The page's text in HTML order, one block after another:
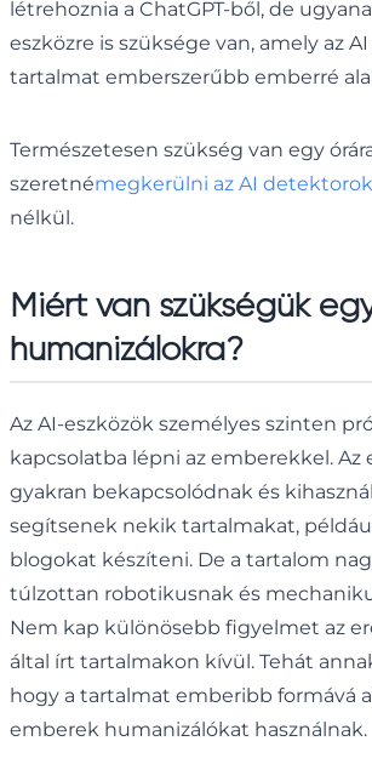
létrehoznia a ChatGPT-ből, de
eszközre is szüksége van, amely az
tartalmat emberszerűbb emberré
Természetesen szükség van egy
szeretnémegkerülni az AI
nélkül.
Miért van szükségük
humanizálókra?
Az AI-eszközök személyes szinten
kapcsolatba lépni az emberekkel. Az
gyakran bekapcsolódnak és
segítsenek nekik tartalmakat,
blogokat készíteni. De a tartalom
túlzottan robotikusnak és
Nem kap különösebb figyelmet az
által írt tartalmakon kívül. Tehát
hogy a tartalmat emberibb formává
emberek humanizálókat használnak.